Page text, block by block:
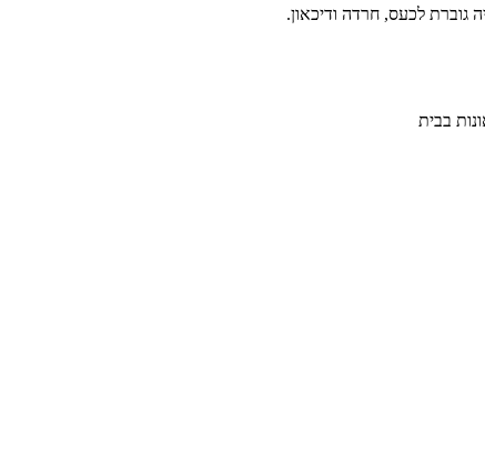
גוברת לכעס, חרדה ודיכאון.
בבית